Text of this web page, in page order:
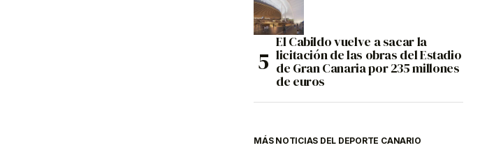
El Cabildo vuelve a sacar la
licitación de las obras del Estadio
de Gran Canaria por 235 millones
de euros
MÁS NOTICIAS DEL DEPORTE CANARIO